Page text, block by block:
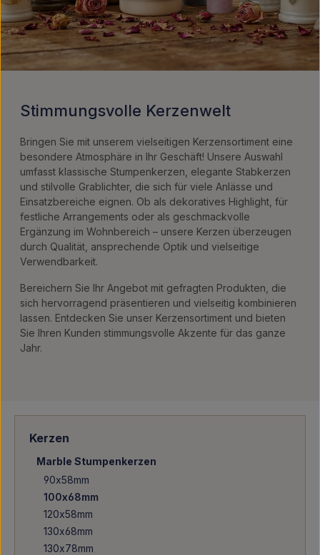
Stimmungsvolle Kerzenwelt
Bringen Sie mit unserem vielseitigen Kerzensortiment eine
besondere Atmosphäre in Ihr Geschäft! Unsere Auswahl
umfasst klassische Stumpenkerzen, elegante Stabkerzen
und stilvolle Grablichter, die sich für viele Anlässe und
Einsatzbereiche eignen. Ob als dekoratives Highlight, für
festliche Arrangements oder als geschmackvolle
Ergänzung im Wohnbereich – unsere Kerzen überzeugen
durch Qualität, ansprechende Optik und vielseitige
Verwendbarkeit.
Bereichern Sie Ihr Angebot mit gefragten Produkten, die
sich hervorragend präsentieren und vielseitig kombinieren
lassen. Entdecken Sie unser Kerzensortiment und bieten
Sie Ihren Kunden stimmungsvolle Akzente für das ganze
Jahr.
Kerzen
Marble Stumpenkerzen
90x58mm
100x68mm
120x58mm
130x68mm
130x78mm